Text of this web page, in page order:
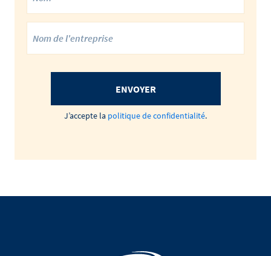
ENVOYER
J’accepte la politique de confidentialité.